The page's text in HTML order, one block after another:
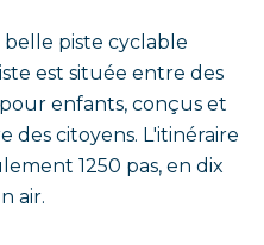
piste cyclable
est située entre des
enfants, conçus et
des citoyens. L'itinéraire
1250 pas, en dix
air.